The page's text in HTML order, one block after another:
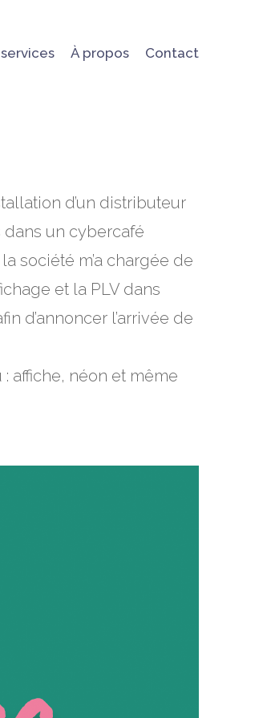
À propos Contact
d’un distributeur
dans un cybercafé
société m’a chargée de
et la PLV dans
d’annoncer l’arrivée de
: affiche, néon et même